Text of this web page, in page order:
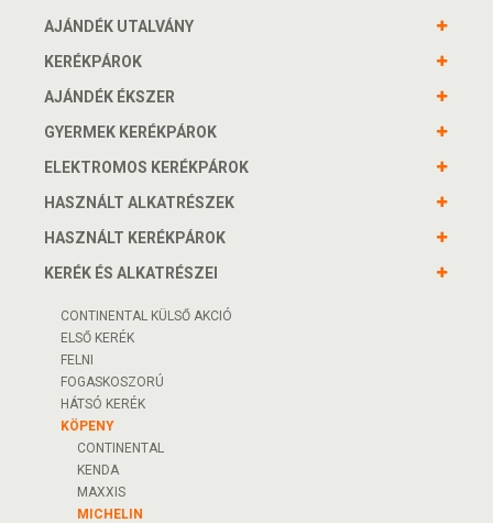
AJÁNDÉK UTALVÁNY
KERÉKPÁROK
AJÁNDÉK ÉKSZER
GYERMEK KERÉKPÁROK
ELEKTROMOS KERÉKPÁROK
HASZNÁLT ALKATRÉSZEK
HASZNÁLT KERÉKPÁROK
KERÉK ÉS ALKATRÉSZEI
CONTINENTAL KÜLSŐ AKCIÓ
ELSŐ KERÉK
FELNI
FOGASKOSZORÚ
HÁTSÓ KERÉK
KÖPENY
CONTINENTAL
KENDA
MAXXIS
MICHELIN